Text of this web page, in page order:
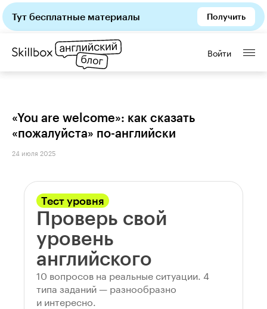
Тут бесплатные материалы Получить
Войти
«You are welcome»: как сказать
«пожалуйста» по-английски
24 июля 2025
Тест уровня
Проверь свой
уровень
английского
10 вопросов на реальные ситуации. 4
типа заданий — разнообразно
и интересно.